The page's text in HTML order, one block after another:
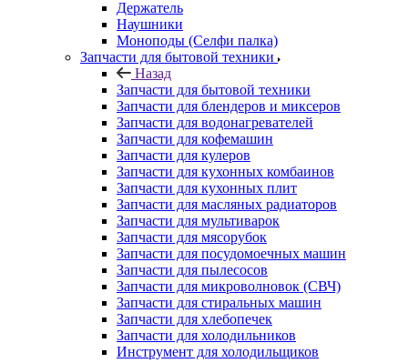
Держатель
Наушники
Моноподы (Селфи палка)
Запчасти для бытовой техники
Назад
Запчасти для бытовой техники
Запчасти для блендеров и миксеров
Запчасти для водонагревателей
Запчасти для кофемашин
Запчасти для кулеров
Запчасти для кухонных комбаинов
Запчасти для кухонных плит
Запчасти для масляных радиаторов
Запчасти для мультиварок
Запчасти для мясорубок
Запчасти для посудомоечных машин
Запчасти для пылесосов
Запчасти для микроволновок (СВЧ)
Запчасти для стиральных машин
Запчасти для хлебопечек
Запчасти для холодильников
Инструмент для холодильщиков